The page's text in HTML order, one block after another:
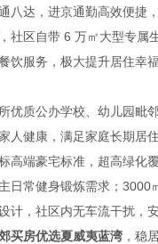
八达，进京通勤高效便捷
社区自带 6 万㎡大型专属
饮服务，极大提升居住幸
优质公办学校、幼儿园毗
人健康，满足家庭长期居
高端豪宅标准，超高绿化
日常健身锻炼需求；
计，社区内无车流干扰，
买房优选夏威夷蓝湾 ，稳